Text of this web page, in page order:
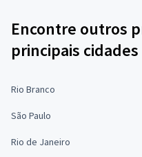
Encontre outros
principais cidades
Rio Branco
São Paulo
Rio de Janeiro